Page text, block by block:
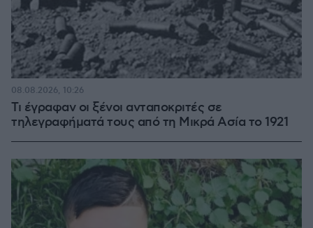
Τι έγραφαν οι ξένοι ανταποκριτές σε
τηλεγραφήματά τους από τη Μικρά Ασία το 1921
08.08.2026, 10:26